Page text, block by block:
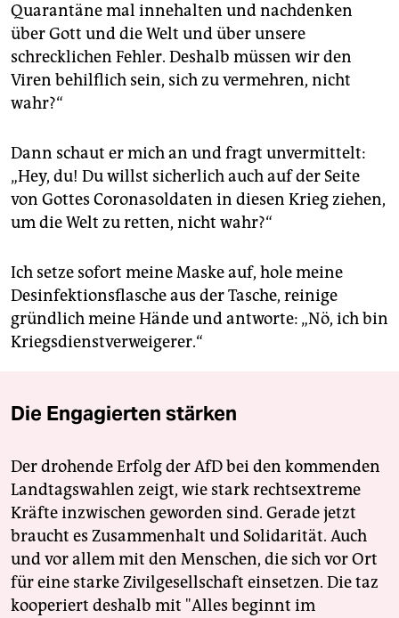
Quarantäne mal innehalten und nachdenken
über Gott und die Welt und über unsere
schrecklichen Fehler. Deshalb müssen wir den
Viren behilflich sein, sich zu vermehren, nicht
wahr?“
Dann schaut er mich an und fragt unvermittelt:
„Hey, du! Du willst sicherlich auch auf der Seite
von Gottes Coronasoldaten in diesen Krieg ziehen,
um die Welt zu retten, nicht wahr?“
Ich setze sofort meine Maske auf, hole meine
Desinfektionsflasche aus der Tasche, reinige
gründlich meine Hände und antworte: „Nö, ich bin
Kriegsdienstverweigerer.“
Die Engagierten stärken
Der drohende Erfolg der AfD bei den kommenden
Landtagswahlen zeigt, wie stark rechtsextreme
Kräfte inzwischen geworden sind. Gerade jetzt
braucht es Zusammenhalt und Solidarität. Auch
und vor allem mit den Menschen, die sich vor Ort
für eine starke Zivilgesellschaft einsetzen. Die taz
kooperiert deshalb mit "Alles beginnt im